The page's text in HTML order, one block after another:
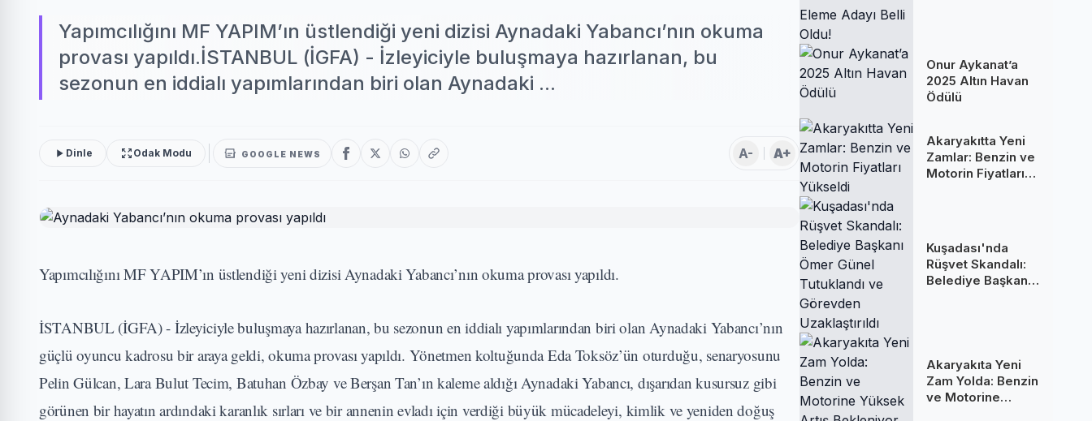
Yapımcılığını MF YAPIM’ın üstlendiği yeni dizisi Aynadaki Yabancı’nın okuma
provası yapıldı.İSTANBUL (İGFA) - İzleyiciyle buluşmaya hazırlanan, bu
sezonun en iddialı yapımlarından biri olan Aynadaki ...
Dinle Odak Modu GOOGLE NEWS A- A+
Yapımcılığını MF YAPIM’ın üstlendiği yeni dizisi Aynadaki Yabancı’nın okuma provası yapıldı.
İSTANBUL (İGFA) - İzleyiciyle buluşmaya hazırlanan, bu sezonun en iddialı yapımlarından biri olan Aynadaki Yabancı’nın
güçlü oyuncu kadrosu bir araya geldi, okuma provası yapıldı. Yönetmen koltuğunda Eda Toksöz’ün oturduğu, senaryosunu
Pelin Gülcan, Lara Bulut Tecim, Batuhan Özbay ve Berşan Tan’ın kaleme aldığı Aynadaki Yabancı, dışarıdan kusursuz gibi
görünen bir hayatın ardındaki karanlık sırları ve bir annenin evladı için verdiği büyük mücadeleyi, kimlik ve yeniden doğuş
Onur Aykanat’a
2025 Altın Havan
Ödülü
Akaryakıtta Yeni
Zamlar: Benzin ve
Motorin Fiyatları
Kuşadası'nda
Rüşvet Skandalı:
Belediye Başkanı
Akaryakıta Yeni
Zam Yolda: Benzin
ve Motorine